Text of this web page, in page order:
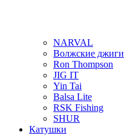
NARVAL
Волжские джиги
Ron Thompson
JIG IT
Yin Tai
Balsa Lite
RSK Fishing
SHUR
Катушки